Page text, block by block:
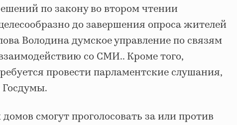
по закону во втором чтении
до завершения опроса жителей
Володина думское управление по связям
со СМИ.. Кроме того,
провести парламентские слушания,
Госдумы.
смогут проголосовать за или против